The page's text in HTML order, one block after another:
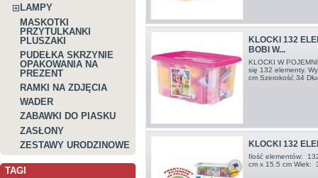
LAMPY
MASKOTKI
PRZYTULKANKI
PLUSZAKI
PUDEŁKA SKRZYNIE
OPAKOWANIA NA
PREZENT
RAMKI NA ZDJĘCIA
WADER
ZABAWKI DO PIASKU
ZASŁONY
ZESTAWY URODZINOWE
TAGI
KLOCKI 132
BOBI W...
KLOCKI W
się 132 elementy.
cm Szerokość 34
KLOCKI 132
Ilość elementów:
cm x 15.5 cm Wiek: